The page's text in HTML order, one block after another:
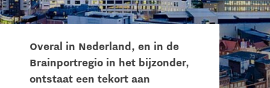
Overal in Nederland, en in de
Brainportregio in het bijzonder,
ontstaat een tekort aan